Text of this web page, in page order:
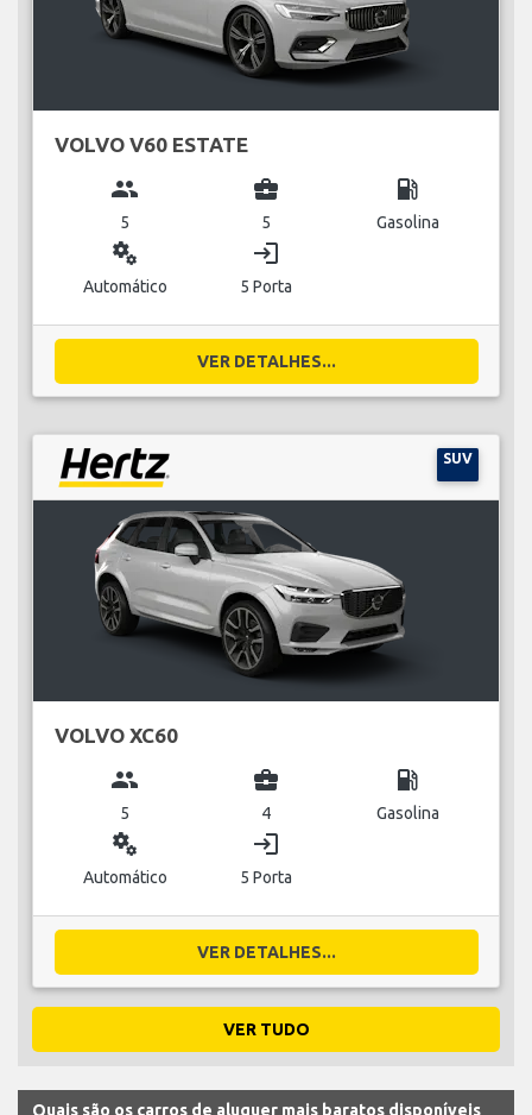
VOLVO V60 ESTATE
group
5
business_center
5
local_gas_station
Gasolina
miscellaneous_services
Automático
login
5 Porta
VER DETALHES...
SUV
VOLVO XC60
group
5
business_center
4
local_gas_station
Gasolina
miscellaneous_services
Automático
login
5 Porta
VER DETALHES...
VER TUDO
Quais são os carros de aluguer mais baratos disponíveis